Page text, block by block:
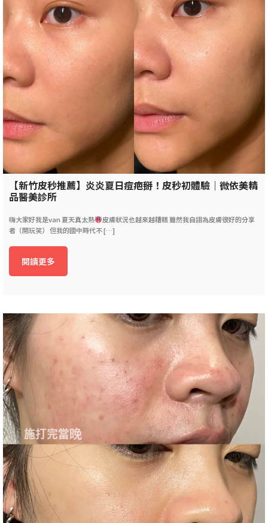
【新竹皮秒推薦】炎炎夏日痘疤掰！皮秒初體驗｜微依美精
品醫美診所
嗨大家好我是van 夏天真太熱
皮膚狀況也越來越糟糕 雖然我自詡為皮膚很好的分享
者（開玩笑） 但我的國中時代不 […]
閱讀更多